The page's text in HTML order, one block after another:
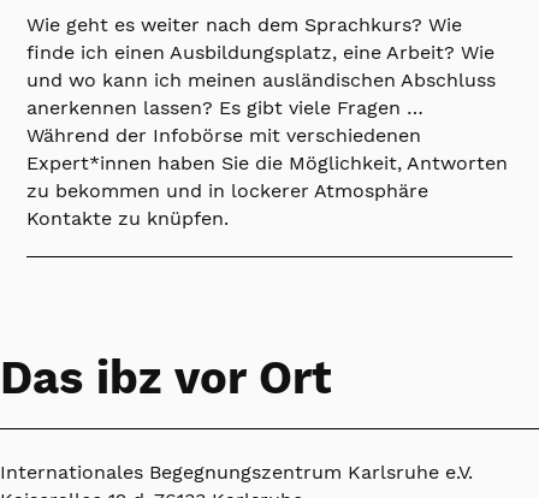
Wie geht es weiter nach dem Sprachkurs? Wie
finde ich einen Ausbildungsplatz, eine Arbeit? Wie
und wo kann ich meinen ausländischen Abschluss
anerkennen lassen? Es gibt viele Fragen …
Während der Infobörse mit verschiedenen
Expert*innen haben Sie die Möglichkeit, Antworten
zu bekommen und in lockerer Atmosphäre
Kontakte zu knüpfen.
Das ibz vor Ort
Internationales Begegnungszentrum Karlsruhe e.V.